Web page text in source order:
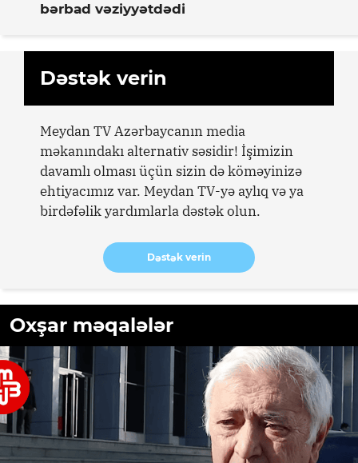
bərbad vəziyyətdədi
Dəstək verin
Meydan TV Azərbaycanın media
məkanındakı alternativ səsidir! İşimizin
davamlı olması üçün sizin də köməyinizə
ehtiyacımız var. Meydan TV-yə aylıq və ya
birdəfəlik yardımlarla dəstək olun.
Dəstək verin
Oxşar məqalələr